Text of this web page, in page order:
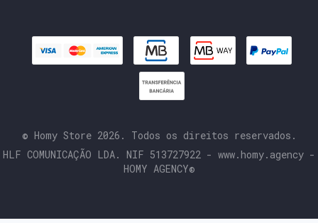
© Homy Store 2026. Todos os direitos reservados.
HLF COMUNICAÇÃO LDA. NIF 513727922 - www.homy.agency -
HOMY AGENCY®